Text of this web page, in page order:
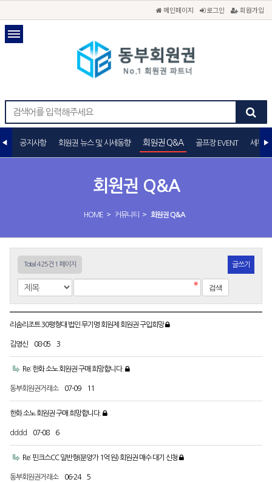
메인페이지 로그인 회원가입
회원권 Q&A
HOME > 커뮤니티 > 회원권 Q&A
공지사항 회원권 뉴스 및 시세동향 회원권 Q&A 골프장 EVENT 세무상
Total 425건 1 페이지 글쓰기
리솜리조트 30평형대 법인 무기명 회원제 회원권 구입희망
김영신 08-05 3
Re: 한화 소노 회원권 구매 희망합니다.
동부회원권거래소 07-09 11
한화 소노 회원권 구매 희망합니다.
dddd 07-08 6
Re: 핀크스CC 일반형(분양가 1억 원) 회원권 매수 대기 신청
동부회원권거래소 06-24 5